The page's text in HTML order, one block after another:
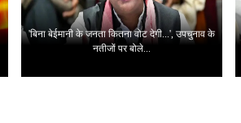
'बिना बेईमानी के जनता कितना वोट देगी...', उपचुनाव के
नतीजों पर बोले...